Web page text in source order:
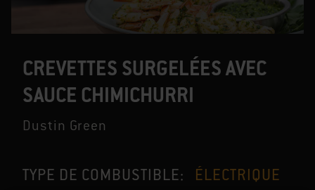
CREVETTES SURGELÉES AVEC
SAUCE CHIMICHURRI
Dustin Green
TYPE DE COMBUSTIBLE: ÉLECTRIQUE